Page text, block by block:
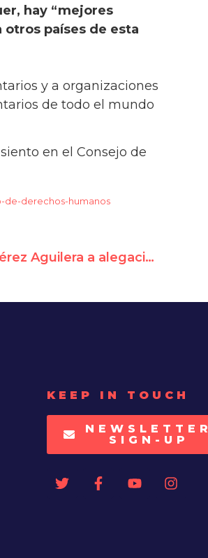
hay “mejores
países de esta
y a organizaciones
de todo el mundo
en el Consejo de
de-derechos-humanos
Respuesta de Yris Pérez Aguilera a alegaciones del Representante Permanente de la República de Cuba
KEEP IN TOUCH
NEWSLETTER
SIGN-UP